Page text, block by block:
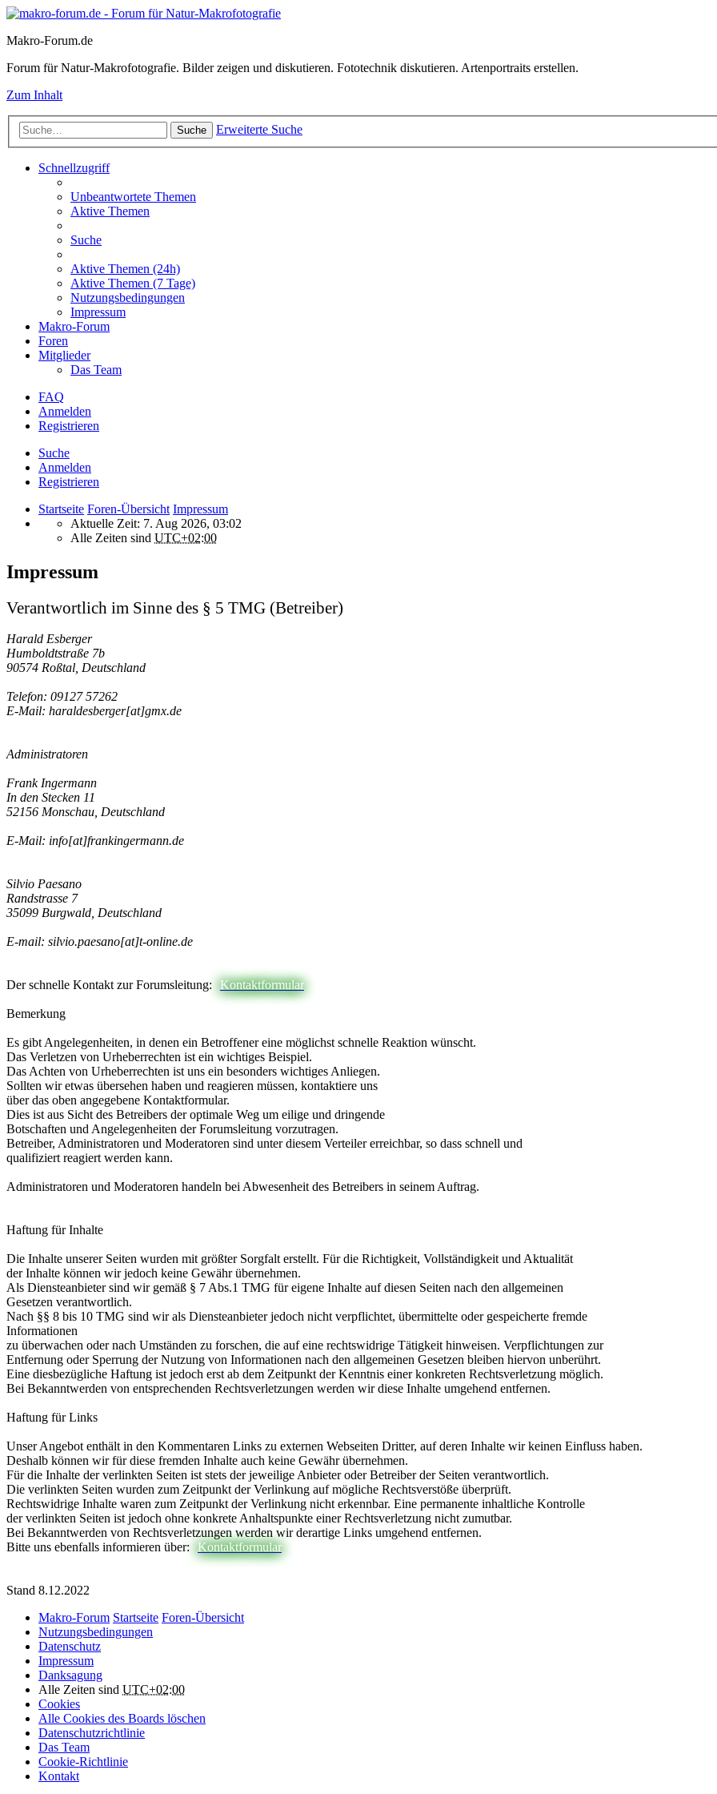
Makro-Forum.de
Forum für Natur-Makrofotografie. Bilder zeigen und diskutieren. Fototechnik diskutieren. Artenportraits erstellen.
Zum Inhalt
Suche Erweiterte Suche
Schnellzugriff
Unbeantwortete Themen
Aktive Themen
Suche
Aktive Themen (24h)
Aktive Themen (7 Tage)
Nutzungsbedingungen
Impressum
Makro-Forum
Foren
Mitglieder
Das Team
FAQ
Anmelden
Registrieren
Suche
Anmelden
Registrieren
Startseite Foren-Übersicht Impressum
Aktuelle Zeit: 7. Aug 2026, 03:02
Alle Zeiten sind UTC+02:00
Impressum
Verantwortlich im Sinne des § 5 TMG (Betreiber)
Harald Esberger
Humboldtstraße 7b
90574 Roßtal, Deutschland
Telefon: 09127 57262
E-Mail: haraldesberger[at]gmx.de
Administratoren
Frank Ingermann
In den Stecken 11
52156 Monschau, Deutschland
E-Mail: info[at]frankingermann.de
Silvio Paesano
Randstrasse 7
35099 Burgwald, Deutschland
E-mail: silvio.paesano[at]t-online.de
Der schnelle Kontakt zur Forumsleitung: Kontaktformular
Bemerkung
Es gibt Angelegenheiten, in denen ein Betroffener eine möglichst schnelle Reaktion wünscht.
Das Verletzen von Urheberrechten ist ein wichtiges Beispiel.
Das Achten von Urheberrechten ist uns ein besonders wichtiges Anliegen.
Sollten wir etwas übersehen haben und reagieren müssen, kontaktiere uns
über das oben angegebene Kontaktformular.
Dies ist aus Sicht des Betreibers der optimale Weg um eilige und dringende
Botschaften und Angelegenheiten der Forumsleitung vorzutragen.
Betreiber, Administratoren und Moderatoren sind unter diesem Verteiler erreichbar, so dass schnell und
qualifiziert reagiert werden kann.
Administratoren und Moderatoren handeln bei Abwesenheit des Betreibers in seinem Auftrag.
Haftung für Inhalte
Die Inhalte unserer Seiten wurden mit größter Sorgfalt erstellt. Für die Richtigkeit, Vollständigkeit und Aktualität
der Inhalte können wir jedoch keine Gewähr übernehmen.
Als Diensteanbieter sind wir gemäß § 7 Abs.1 TMG für eigene Inhalte auf diesen Seiten nach den allgemeinen
Gesetzen verantwortlich.
Nach §§ 8 bis 10 TMG sind wir als Diensteanbieter jedoch nicht verpflichtet, übermittelte oder gespeicherte fremde
Informationen
zu überwachen oder nach Umständen zu forschen, die auf eine rechtswidrige Tätigkeit hinweisen. Verpflichtungen zur
Entfernung oder Sperrung der Nutzung von Informationen nach den allgemeinen Gesetzen bleiben hiervon unberührt.
Eine diesbezügliche Haftung ist jedoch erst ab dem Zeitpunkt der Kenntnis einer konkreten Rechtsverletzung möglich.
Bei Bekanntwerden von entsprechenden Rechtsverletzungen werden wir diese Inhalte umgehend entfernen.
Haftung für Links
Unser Angebot enthält in den Kommentaren Links zu externen Webseiten Dritter, auf deren Inhalte wir keinen Einfluss haben.
Deshalb können wir für diese fremden Inhalte auch keine Gewähr übernehmen.
Für die Inhalte der verlinkten Seiten ist stets der jeweilige Anbieter oder Betreiber der Seiten verantwortlich.
Die verlinkten Seiten wurden zum Zeitpunkt der Verlinkung auf mögliche Rechtsverstöße überprüft.
Rechtswidrige Inhalte waren zum Zeitpunkt der Verlinkung nicht erkennbar. Eine permanente inhaltliche Kontrolle
der verlinkten Seiten ist jedoch ohne konkrete Anhaltspunkte einer Rechtsverletzung nicht zumutbar.
Bei Bekanntwerden von Rechtsverletzungen werden wir derartige Links umgehend entfernen.
Bitte uns ebenfalls informieren über:
Kontaktformular
Stand 8.12.2022
Makro-Forum Startseite Foren-Übersicht
Nutzungsbedingungen
Datenschutz
Impressum
Danksagung
Alle Zeiten sind UTC+02:00
Cookies
Alle Cookies des Boards löschen
Datenschutzrichtlinie
Das Team
Cookie-Richtlinie
Kontakt